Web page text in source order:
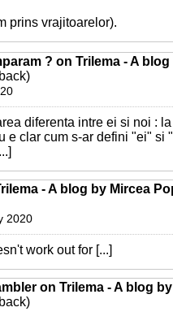
prins vrajitoarelor).
? on Trilema - A
diferenta intre ei si noi :
e clar cum s-ar defini "ei" si
- A blog by Mircea
2020
work out for [...]
on Trilema - A blog